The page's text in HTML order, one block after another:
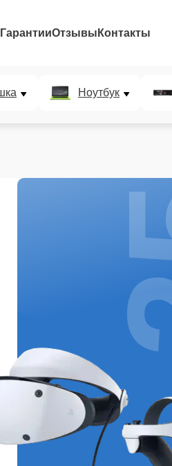
ГарантииОтзывы Контакты
Ноутбук